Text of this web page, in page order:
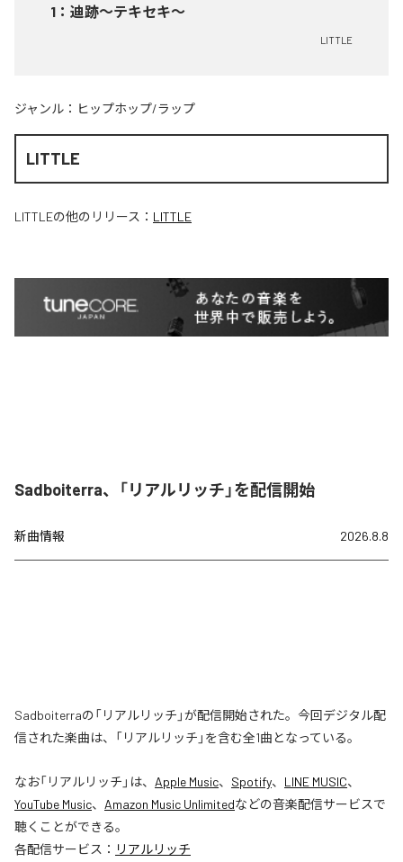
1 ： 迪跡〜テキセキ〜
LITTLE
ジャンル： ヒップホップ/ラップ
LITTLE
LITTLEの他のリリース： LITTLE
Sadboiterra、「リアルリッチ」を配信開始
新曲情報 2026.8.8
Sadboiterraの「リアルリッチ」が配信開始された。今回デジタル配
信された楽曲は、「リアルリッチ」を含む全1曲となっている。
なお「リアルリッチ 」は、 Apple Music、 Spotify、 LINE MUSIC、
YouTube Music、 Amazon Music Unlimitedなどの音楽配信サービスで
聴くことができる。
各配信サービス： リアルリッチ